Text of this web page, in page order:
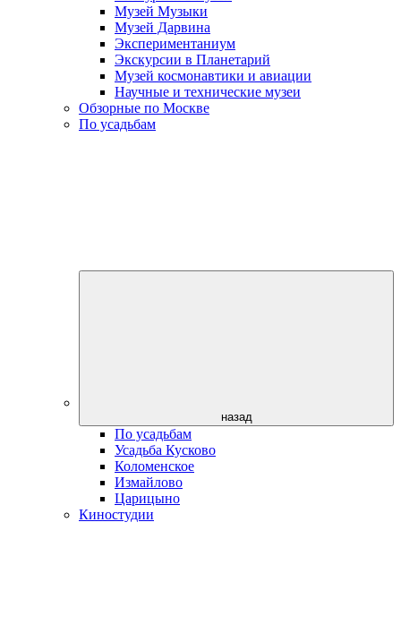
Музей Музыки
Музей Дарвина
Экспериментаниум
Экскурсии в Планетарий
Музей космонавтики и авиации
Научные и технические музеи
Обзорные по Москве
По усадьбам
назад
По усадьбам
Усадьба Кусково
Коломенское
Измайлово
Царицыно
Киностудии